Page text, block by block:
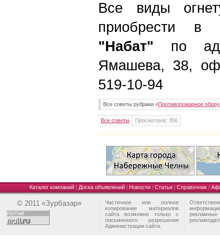
Все виды
приобрести
"Набат" по
Ямашева, 38,
519-10-94
Все советы рубрики «Противопожарное
Все советы Просмотров: 356
Каталог компаний | Доска объявлений | Новости | Статьи | Справочник |
© 2011 «Зурбазар»
Частичное или полное
копирование материалов
сайта возможно только с
письменного разрешения
Администрации сайта.